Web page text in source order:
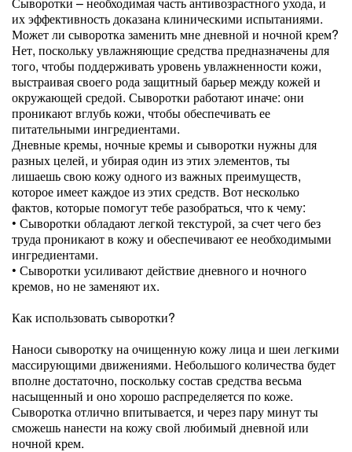
их эффективность доказана клиническими испытаниями.
Может ли сыворотка заменить мне дневной и ночной крем?
Нет, поскольку увлажняющие средства предназначены для
того, чтобы поддерживать уровень увлажненности кожи,
выстраивая своего рода защитный барьер между кожей и
окружающей средой. Сыворотки работают иначе: они
проникают вглубь кожи, чтобы обеспечивать ее
питательными ингредиентами.
Дневные кремы, ночные кремы и сыворотки нужны для
разных целей, и убирая один из этих элементов, ты
лишаешь свою кожу одного из важных преимуществ,
которое имеет каждое из этих средств. Вот несколько
фактов, которые помогут тебе разобраться, что к чему:
• Сыворотки обладают легкой текстурой, за счет чего без
труда проникают в кожу и обеспечивают ее необходимыми
ингредиентами.
• Сыворотки усиливают действие дневного и ночного
кремов, но не заменяют их.
Как использовать сыворотки?
Наноси сыворотку на очищенную кожу лица и шеи легкими
массирующими движениями. Небольшого количества будет
вполне достаточно, поскольку состав средства весьма
насыщенный и оно хорошо распределяется по коже.
Сыворотка отлично впитывается, и через пару минут ты
сможешь нанести на кожу свой любимый дневной или
ночной крем.